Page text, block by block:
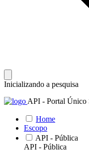
Inicializando a pesquisa
API - Portal Único
Home
Escopo
API - Pública
API - Pública